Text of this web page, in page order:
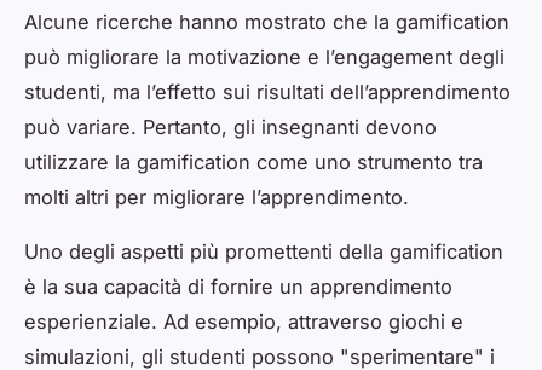
Alcune ricerche hanno mostrato che la gamification
può migliorare la motivazione e l’engagement degli
studenti, ma l’effetto sui risultati dell’apprendimento
può variare. Pertanto, gli insegnanti devono
utilizzare la gamification come uno strumento tra
molti altri per migliorare l’apprendimento.
Uno degli aspetti più promettenti della gamification
è la sua capacità di fornire un apprendimento
esperienziale. Ad esempio, attraverso giochi e
simulazioni, gli studenti possono "sperimentare" i